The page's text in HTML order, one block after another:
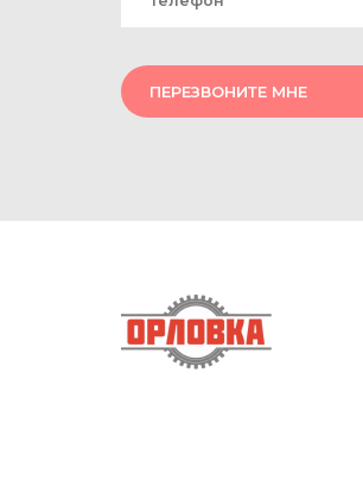
ПЕРЕЗВОНИТЕ МНЕ